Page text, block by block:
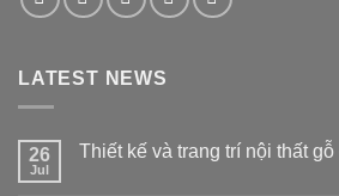
LATEST NEWS
26
Jul
Thiết kế và trang trí nội thất